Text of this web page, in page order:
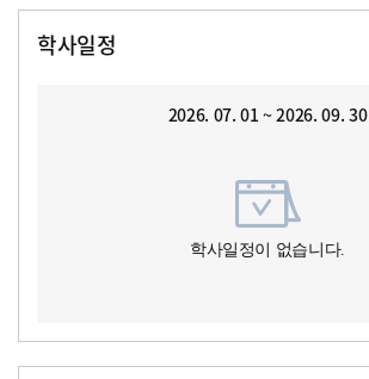
학사일정
2026. 07. 01 ~ 2026. 09. 30
학사일정이 없습니다.